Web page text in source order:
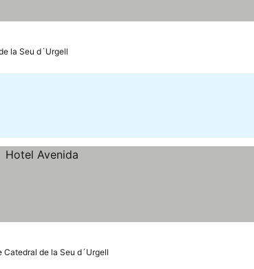
la Seu d´Urgell
Catedral de la Seu d´Urgell